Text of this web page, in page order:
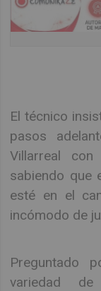
El técnico
pasos
Villarreal
sabiendo que
esté en el
incómodo de
Preguntado
variedad